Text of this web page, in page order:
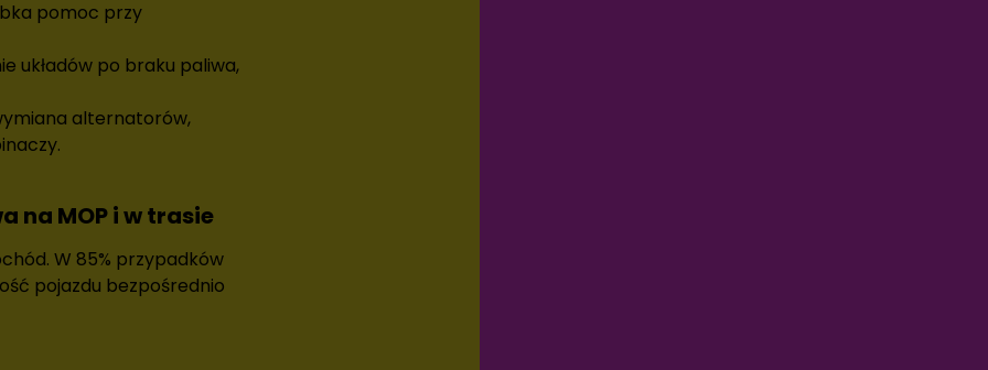
pomoc przy
układów po braku paliwa,
alternatorów,
na MOP i w trasie
W 85% przypadków
pojazdu bezpośrednio